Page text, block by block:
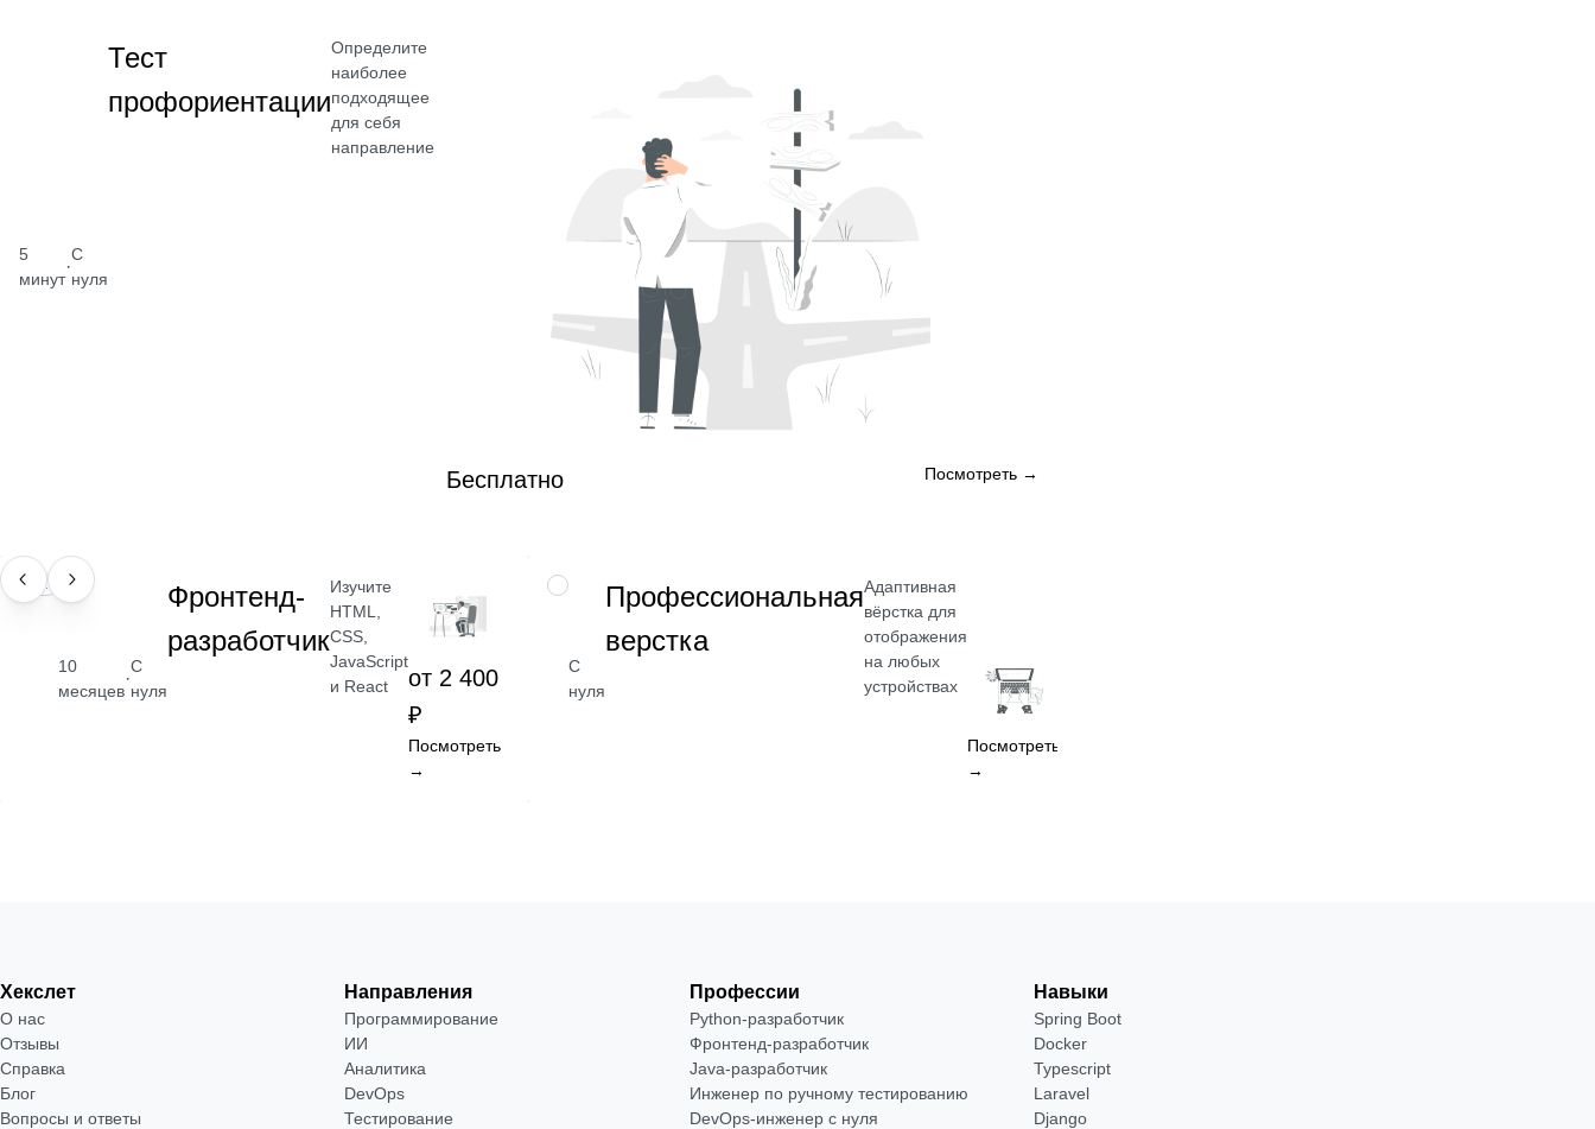
5
минут
·
С
нуля
Тест
профориентации
Определите
наиболее
подходящее
для себя
направление
Бесплатно Посмотреть →
ПРОФЕССИЯ
10
месяцев
·
С
нуля
Фронтенд-
разработчик
Изучите
HTML,
CSS,
JavaScript
и React
от 2 400
₽
Посмотреть
→
НАВЫК
С
нуля
Профессиональная
верстка
Адаптивная
вёрстка для
отображения
на любых
устройствах
Посмотреть
→
Хекслет
О нас
Отзывы
Справка
Блог
Вопросы и ответы
Направления
Программирование
ИИ
Аналитика
DevOps
Тестирование
Профессии
Python-разработчик
Фронтенд-разработчик
Java-разработчик
Инженер по ручному тестированию
DevOps-инженер с нуля
Навыки
Spring Boot
Docker
Typescript
Laravel
Django